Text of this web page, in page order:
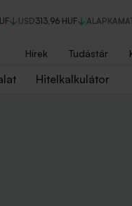
USD313,96 HUF
Hírek Tudástár
Hitelkalkulátor